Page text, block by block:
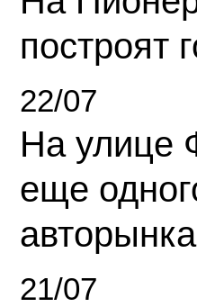
построят
22/07
На улице
еще
авторынка
21/07